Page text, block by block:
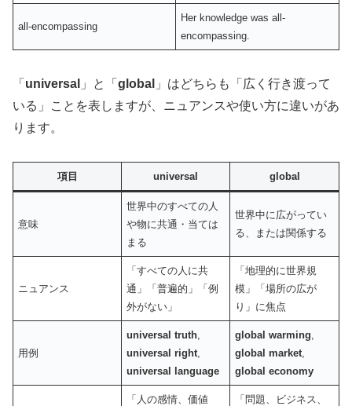
all-encompassing
Her knowledge was all-
encompassing.
「 universal 」と「 global 」はどちらも「広く行き渡って
いる」ことを表しますが、ニュアンスや使い方に違いがあ
ります。
項目 universal global
意味
世界中のすべての人
や物に共通・当ては
まる
世界中に広がってい
る、または関係する
ニュアンス
「すべての人に共
通」「普遍的」「例
外がない」
「地理的に世界規
模」「場所の広が
り」に焦点
用例
universal truth
universal right
universal language
global warming
global market
global economy
「人の感情、価値
「問題、ビジネス、